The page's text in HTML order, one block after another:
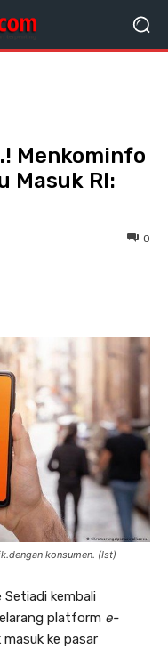
Menkominfo
Masuk RI:
0
konsumen. (Ist)
Setiadi kembali
platform e-
ke pasar